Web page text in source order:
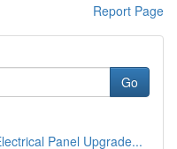
Report Page
Go
Panel Upgrade...